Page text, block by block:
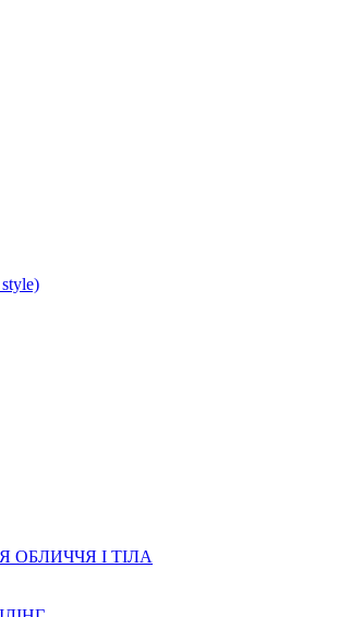
ОБЛИЧЧЯ І ТІЛА